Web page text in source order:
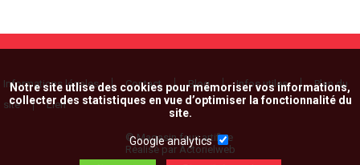
Informations légales Contact Blog Infos utiles
Plan du
site
Lien
© Magasin feux artifice
Réalisé par Actorielweb
Notre site utlise des cookies pour mémoriser vos informations,
collecter des statistiques en vue d’optimiser la fonctionnalité du
site.
Google analytics